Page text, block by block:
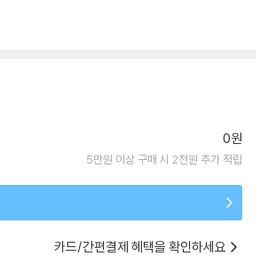
0원
5만원 이상 구매 시 2천원 추가 적립
카드/간편결제 혜택을 확인하세요